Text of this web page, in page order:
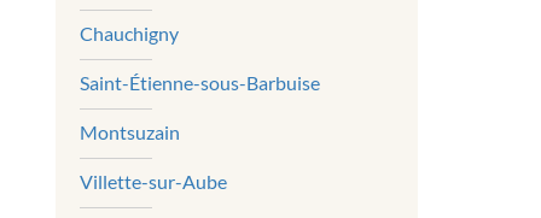
Chauchigny
Saint-Étienne-sous-Barbuise
Montsuzain
Villette-sur-Aube